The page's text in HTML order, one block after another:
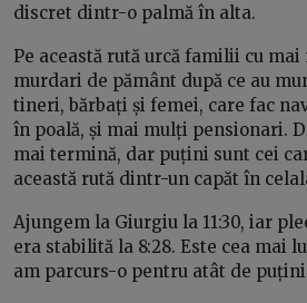
discret dintr-o palmă în alta.
Pe această rută urcă familii cu
murdari de pământ după ce au
tineri, bărbați și femei, care fac
în poală, și mai mulți pensionari.
mai termină, dar puțini sunt cei
această rută dintr-un capăt în
Ajungem la Giurgiu la 11:30, iar
era stabilită la 8:28. Este cea mai
am parcurs-o pentru atât de